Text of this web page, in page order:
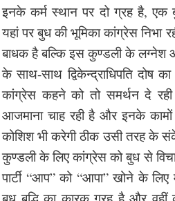
इनके कर्म स्थान पर दो ग्रह है, एक
यहां पर बुध की भूमिका कांग्रेस निभा
बाधक है बल्कि इस कुण्डली के
के साथ-साथ द्विकेन्द्राधिपति दोष
कांग्रेस कहने को तो समर्थन दे
आजमाना चाह रही है और इनके
कोशिश भी करेगी ठीक उसी तरह के
कुण्डली के लिए कांग्रेस को बुध से
पार्टी “आप” को “आपा” खोने के